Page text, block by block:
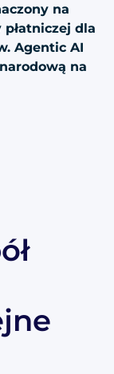
na
dla
Agentic AI
na